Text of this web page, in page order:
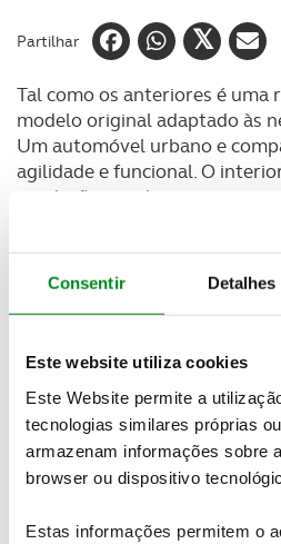
Consentir Detalhes
Este website utiliza cookies
Este Website permite a
tecnologias similares próprias
armazenam informações sobre
browser ou dispositivo
Estas informações permitem o
Partilhar
Tal como os anteriores é uma
modelo original adaptado às
Um automóvel urbano e
agilidade e funcional. O
condução simples.
Preço: a partir de 19 490 €
Potência: 82 cv
Consumo: 13,1 kWh/100
Bateria: 27,5 kWh
Pot. Carregamento (AC/
Tempo Carregamento
2h55 de 10 a 100%